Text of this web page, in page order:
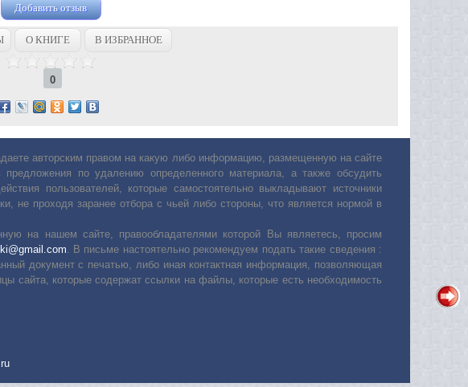
Добавить отзыв
О КНИГЕ В ИЗБРАННОЕ
0
авторским правом на какую либо информацию, размещенную на сайте
по удалению определенного материала, а также обсудить
пользователей, которые самостоятельно выкладывают источники
не проходя заранее отбора с чьей либо стороны, что является нормой в
на нашем сайте, правообладателями которой Вы являетесь, просим
. В письме настоятельно рекомендуем подать такие сведения :
документ с печатью, либо иная контактная информация, позволяющая
сайта, которые содержат ссылки на файлы, которые есть необходимость